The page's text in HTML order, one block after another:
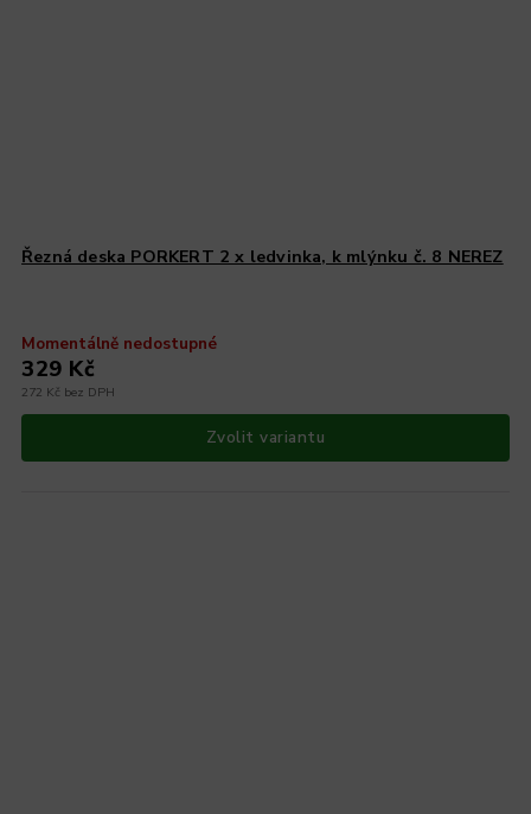
Řezná deska PORKERT 2 x ledvinka, k mlýnku č. 8 NEREZ
Momentálně nedostupné
272 Kč bez DPH
329 Kč
Zvolit variantu